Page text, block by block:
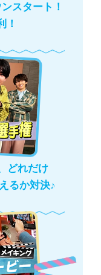
スタート！
！
どれだけ
るか対決♪